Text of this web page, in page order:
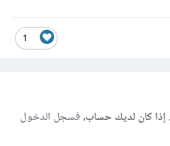
1
إذا كان لديك حساب،فسجل الدخول